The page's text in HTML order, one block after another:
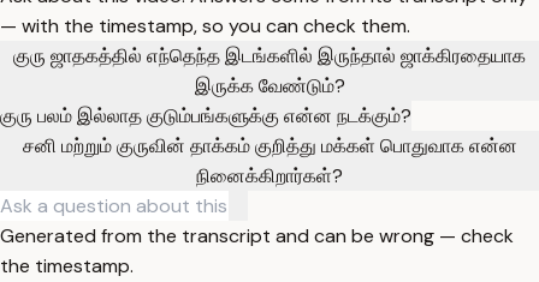
— with the timestamp, so you can check them.
குரு ஜாதகத்தில் எந்தெந்த இடங்களில் இருந்தால் ஜாக்கிரதையாக
இருக்க வேண்டும்?
குரு பலம் இல்லாத குடும்பங்களுக்கு என்ன நடக்கும்?
சனி மற்றும் குருவின் தாக்கம் குறித்து மக்கள் பொதுவாக என்ன
நினைக்கிறார்கள்?
Generated from the transcript and can be wrong — check
the timestamp.